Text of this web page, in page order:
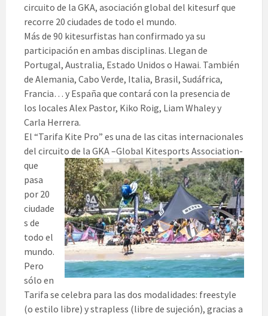
circuito de la GKA, asociación global del kitesurf que
recorre 20 ciudades de todo el mundo.
Más de 90 kitesurfistas han confirmado ya su
participación en ambas disciplinas. Llegan de
Portugal, Australia, Estado Unidos o Hawai. También
de Alemania, Cabo Verde, Italia, Brasil, Sudáfrica,
Francia… y España que contará con la presencia de
los locales Alex Pastor, Kiko Roig, Liam Whaley y
Carla Herrera.
El “Tarifa Kite Pro” es una de las citas internacionales
del circuito de la GKA –Global Kitesports Association-
que
pasa
por 20
ciudade
s de
todo el
mundo.
Pero
sólo en
Tarifa se celebra para las dos modalidades: freestyle
(o estilo libre) y strapless (libre de sujeción), gracias a